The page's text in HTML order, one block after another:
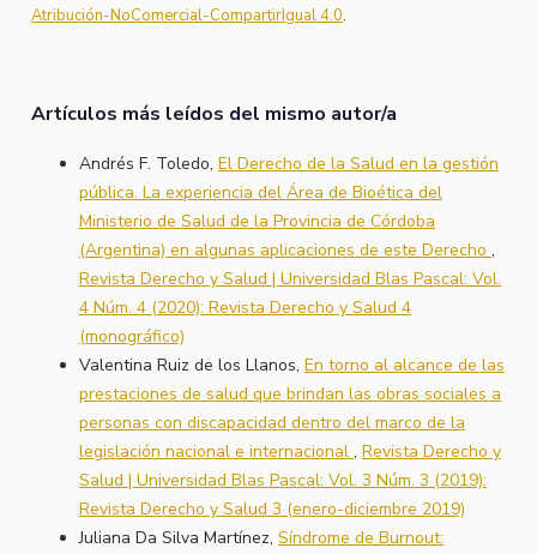
Atribución-NoComercial-CompartirIgual 4.0.
Artículos más leídos del mismo autor/a
Andrés F. Toledo, El Derecho de la Salud en la gestión
pública. La experiencia del Área de Bioética del
Ministerio de Salud de la Provincia de Córdoba
(Argentina) en algunas aplicaciones de este Derecho ,
Revista Derecho y Salud | Universidad Blas Pascal: Vol.
4 Núm. 4 (2020): Revista Derecho y Salud 4
(monográfico)
Valentina Ruiz de los Llanos, En torno al alcance de las
prestaciones de salud que brindan las obras sociales a
personas con discapacidad dentro del marco de la
legislación nacional e internacional , Revista Derecho y
Salud | Universidad Blas Pascal: Vol. 3 Núm. 3 (2019):
Revista Derecho y Salud 3 (enero-diciembre 2019)
Juliana Da Silva Martínez, Síndrome de Burnout: